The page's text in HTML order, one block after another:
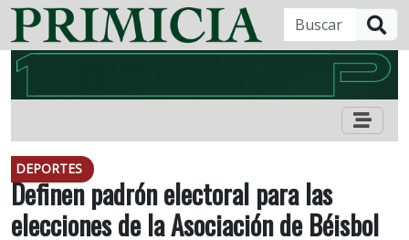
DEPORTES
Definen padrón electoral para las
elecciones de la Asociación de Béisbol